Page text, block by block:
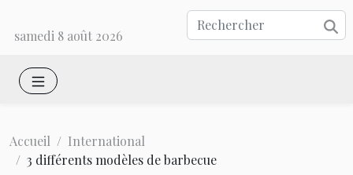
samedi 8 août 2026
Accueil
International
3 différents modèles de barbecue